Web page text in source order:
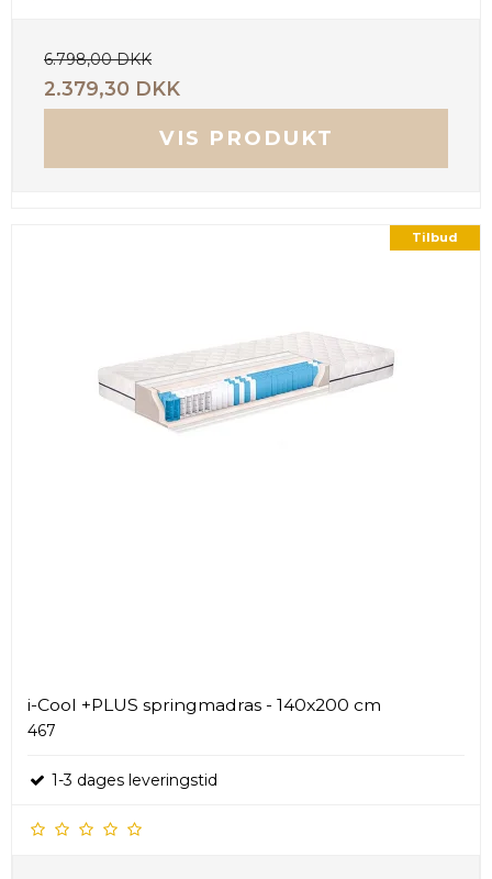
6.798,00 DKK
2.379,30 DKK
VIS PRODUKT
Tilbud
i-Cool +PLUS springmadras - 140x200 cm
467
1-3 dages leveringstid